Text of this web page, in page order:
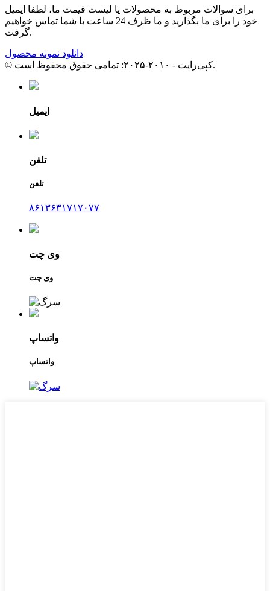
برای سوالات مربوط به محصولات یا لیست قیمت ما، لطفا ایمیل
خود را برای ما بگذارید و ما ظرف 24 ساعت با شما تماس خواهیم
گرفت.
دانلود نمونه محصول
© کپی‌رایت - ۲۰۱۰-۲۰۲۵: تمامی حقوق محفوظ است.
ایمیل
تلفن
تلفن
۸۶۱۳۶۳۱۷۱۷۰۷۷
وی چت
وی چت
واتساپ
واتساپ